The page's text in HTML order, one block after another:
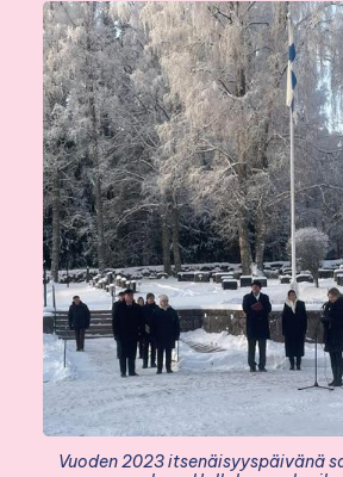
Vuoden 2023 itsenäisyyspäivänä